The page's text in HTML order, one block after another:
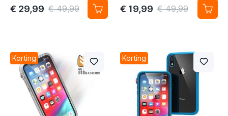
€ 29,99 € 49,99 € 19,99 € 49,99
Korting Korting